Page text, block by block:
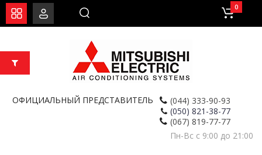
ОФИЦИАЛЬНЫЙ ПРЕДСТАВИТЕЛЬ
(044) 333-90-93
(050) 821-38-77
(067) 819-77-77
Пн-Вс с 9:00 до 21:00
0